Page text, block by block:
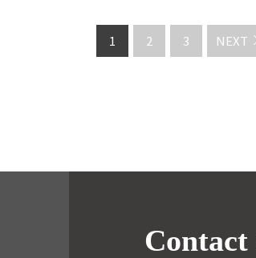
1 2 3 NEXT
Contact